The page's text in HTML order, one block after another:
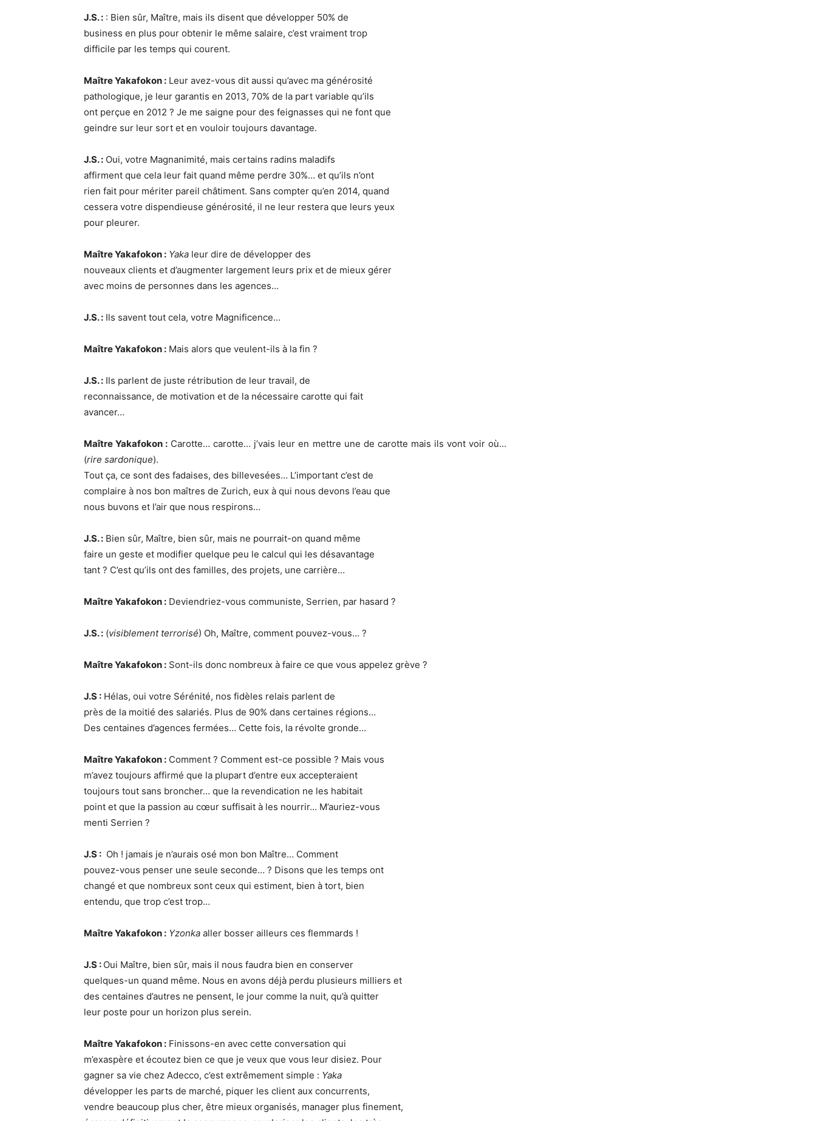
J.S. : : Bien sûr, Maître, mais ils disent que développer 50% de
business en plus pour obtenir le même salaire, c’est vraiment trop
difficile par les temps qui courent.
Maître Yakafokon : Leur avez-vous dit aussi qu’avec ma générosité
pathologique, je leur garantis en 2013, 70% de la part variable qu’ils
ont perçue en 2012 ? Je me saigne pour des feignasses qui ne font que
geindre sur leur sort et en vouloir toujours davantage.
J.S. : Oui, votre Magnanimité, mais certains radins maladifs
affirment que cela leur fait quand même perdre 30%… et qu’ils n’ont
rien fait pour mériter pareil châtiment. Sans compter qu’en 2014, quand
cessera votre dispendieuse générosité, il ne leur restera que leurs yeux
pour pleurer.
Maître Yakafokon : Yaka leur dire de développer des
nouveaux clients et d’augmenter largement leurs prix et de mieux gérer
avec moins de personnes dans les agences…
J.S. : Ils savent tout cela, votre Magnificence…
Maître Yakafokon : Mais alors que veulent-ils à la fin ?
J.S. : Ils parlent de juste rétribution de leur travail, de
reconnaissance, de motivation et de la nécessaire carotte qui fait
avancer…
Maître Yakafokon : Carotte… carotte… j’vais leur en mettre une de carotte mais ils vont voir où…
(rire sardonique).
Tout ça, ce sont des fadaises, des billevesées… L’important c’est de
complaire à nos bon maîtres de Zurich, eux à qui nous devons l’eau que
nous buvons et l’air que nous respirons…
J.S. : Bien sûr, Maître, bien sûr, mais ne pourrait-on quand même
faire un geste et modifier quelque peu le calcul qui les désavantage
tant ? C’est qu’ils ont des familles, des projets, une carrière…
Maître Yakafokon : Deviendriez-vous communiste, Serrien, par hasard ?
J.S. : (visiblement terrorisé) Oh, Maître, comment pouvez-vous… ?
Maître Yakafokon : Sont-ils donc nombreux à faire ce que vous appelez grève ?
J.S : Hélas, oui votre Sérénité, nos fidèles relais parlent de
près de la moitié des salariés. Plus de 90% dans certaines régions…
Des centaines d’agences fermées… Cette fois, la révolte gronde…
Maître Yakafokon : Comment ? Comment est-ce possible ? Mais vous
m’avez toujours affirmé que la plupart d’entre eux accepteraient
toujours tout sans broncher… que la revendication ne les habitait
point et que la passion au cœur suffisait à les nourrir… M’auriez-vous
menti Serrien ?
J.S : Oh ! jamais je n’aurais osé mon bon Maître… Comment
pouvez-vous penser une seule seconde… ? Disons que les temps ont
changé et que nombreux sont ceux qui estiment, bien à tort, bien
entendu, que trop c’est trop…
Maître Yakafokon : Yzonka aller bosser ailleurs ces flemmards !
J.S : Oui Maître, bien sûr, mais il nous faudra bien en conserver
quelques-un quand même. Nous en avons déjà perdu plusieurs milliers et
des centaines d’autres ne pensent, le jour comme la nuit, qu’à quitter
leur poste pour un horizon plus serein.
Maître Yakafokon : Finissons-en avec cette conversation qui
m’exaspère et écoutez bien ce que je veux que vous leur disiez. Pour
gagner sa vie chez Adecco, c’est extrêmement simple : Yaka
développer les parts de marché, piquer les client aux concurrents,
vendre beaucoup plus cher, être mieux organisés, manager plus finement,